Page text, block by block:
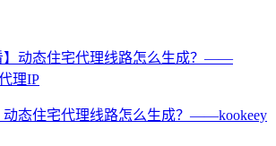
动态住宅代理线路怎么生成？——kookeey